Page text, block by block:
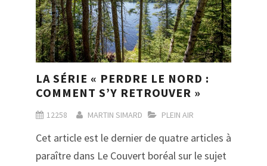
LA SÉRIE « PERDRE LE NORD :
COMMENT S’Y RETROUVER »
12258 MARTIN SIMARD PLEIN AIR
Cet article est le dernier de quatre articles à
paraître dans Le Couvert boréal sur le sujet